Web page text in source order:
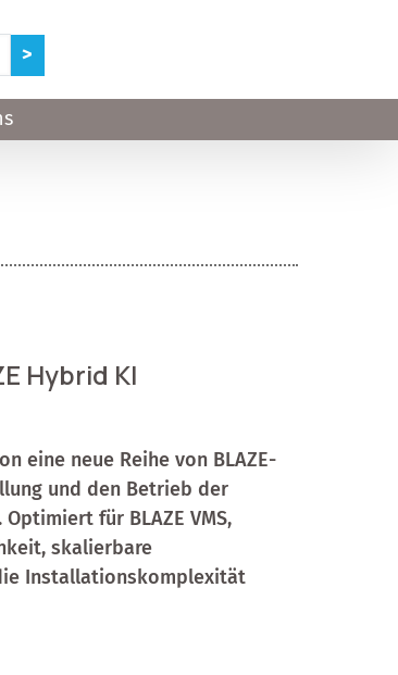
Hybrid KI
eine neue Reihe von BLAZE-
und den Betrieb der
für BLAZE VMS,
skalierbare
Installationskomplexität